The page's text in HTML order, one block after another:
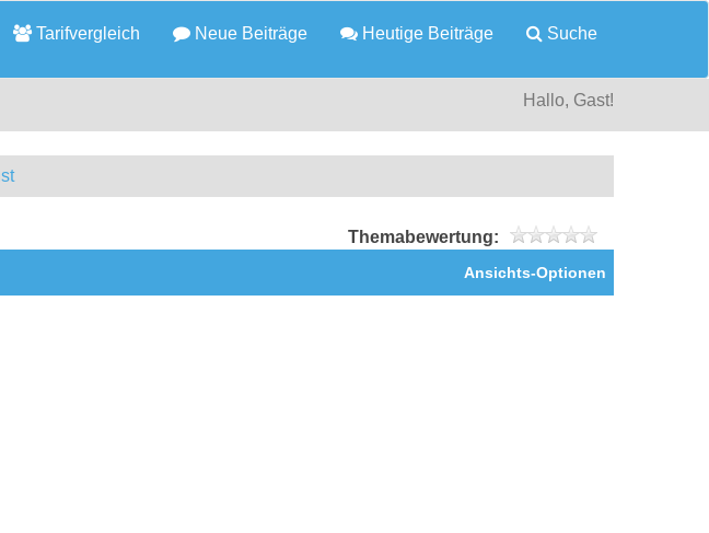
Tarifvergleich Neue Beiträge Heutige Beiträge Suche
Hallo, Gast!
Themabewertung:
Ansichts-Optionen